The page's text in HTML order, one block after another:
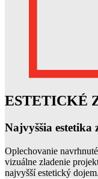
ESTETICKÉ
Najvyššia estetika
Oplechovanie
vizuálne zladenie
najvyšší estetický dojem.